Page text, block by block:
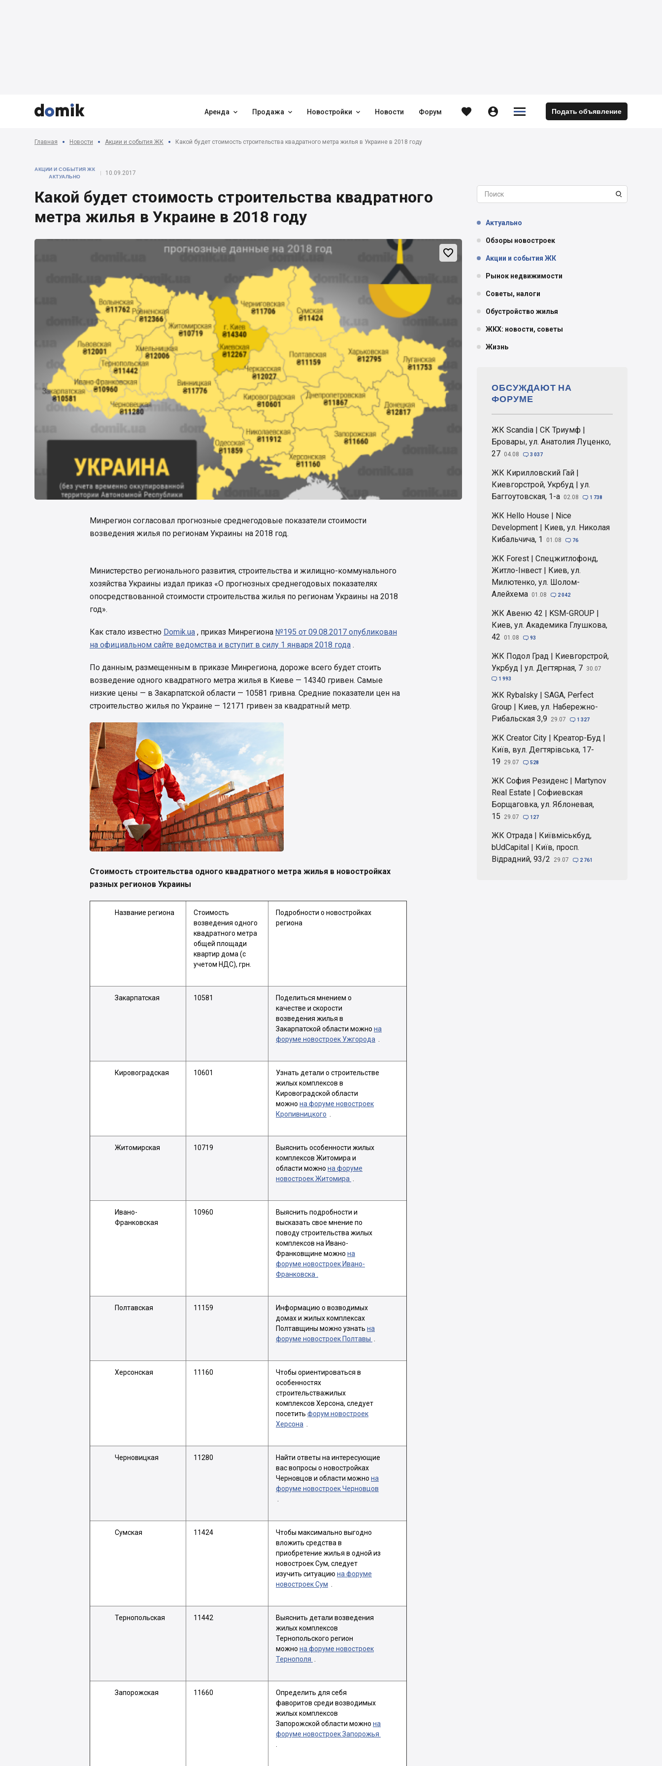


 Аренда  Продажа  Новостройки  Новости Форум   

 Подать объявление
Главная Новости Акции и события ЖК Какой будет стоимость строительства квадратного метра жилья в Украине в 2018 году
АКЦИИ И СОБЫТИЯ ЖК
АКТУАЛЬНО
10.09.2017
Какой будет стоимость строительства квадратного
метра жилья в Украине в 2018 году

Минрегион согласовал прогнозные среднегодовые показатели стоимости
возведения жилья по регионам Украины на 2018 год.
Министерство регионального развития, строительства и жилищно-коммунального
хозяйства Украины издал приказ «О прогнозных среднегодовых показателях
опосредствованной стоимости строительства жилья по регионам Украины на 2018
год».
Как стало известно Domik.ua , приказ Минрегиона №195 от 09.08.2017 опубликован
на официальном сайте ведомства и вступит в силу 1 января 2018 года .
По данным, размещенным в приказе Минрегиона, дороже всего будет стоить
возведение одного квадратного метра жилья в Киеве — 14340 гривен. Самые
низкие цены — в Закарпатской области — 10581 гривна. Средние показатели цен на
строительство жилья по Украине — 12171 гривен за квадратный метр.
Стоимость строительства одного квадратного метра жилья в новостройках
разных регионов Украины
Название региона
Стоимость
возведения одного
квадратного метра
общей площади
квартир дома (с
учетом НДС), грн.
Подробности о новостройках
региона
Закарпатская 10581
Поделиться мнением о
качестве и скорости
возведения жилья в
Закарпатской области можно на
форуме новостроек Ужгорода .
Кировоградская 10601
Узнать детали о строительстве
жилых комплексов в
Кировоградской области
можно на форуме новостроек
Кропивницкого .
Житомирская 10719
Выяснить особенности жилых
комплексов Житомира и
области можно на форуме
новостроек Житомира .
Ивано-
Франковская
10960
Выяснить подробности и
высказать свое мнение по
поводу строительства жилых
комплексов на Ивано-
Франковщине можно на
форуме новостроек Ивано-
Франковска .
Полтавская 11159
Информацию о возводимых
домах и жилых комплексах
Полтавщины можно узнать на
форуме новостроек Полтавы .
Херсонская 11160
Чтобы ориентироваться в
особенностях
строительстважилых
комплексов Херсона, следует
посетить форум новостроек
Херсона .
Черновицкая 11280
Найти ответы на интересующие
вас вопросы о новостройках
Черновцов и области можно на
форуме новостроек Черновцов
.
Сумская 11424
Чтобы максимально выгодно
вложить средства в
приобретение жилья в одной из
новостроек Сум, следует
изучить ситуацию на форуме
новостроек Сум .
Тернопольская 11442
Выяснить детали возведения
жилых комплексов
Тернопольского регион
можно на форуме новостроек
Тернополя .
Запорожская 11660
Определить для себя
фаворитов среди возводимых
жилых комплексов
Запорожской области можно на
форуме новостроек Запорожья
.

Актуально
Обзоры новостроек
Акции и события ЖК
Рынок недвижимости
Советы, налоги
Обустройство жилья
ЖКХ: новости, советы
Жизнь
ЖК Scandia | СК Триумф |
Бровары, ул. Анатолия Луценко,
27 04.08  3 037
ЖК Кирилловский Гай |
Киевгорстрой, Укрбуд | ул.
Баггоутовская, 1-а 02.08  1 738
ЖК Hello House | Nice
Development | Киев, ул. Николая
Кибальчича, 1
01.08  76
ЖК Forest | Спецжитлофонд,
Житло-Інвест | Киев, ул.
Милютенко, ул. Шолом-
Алейхема 01.08  2 042
ЖК Авеню 42 | KSM-GROUP |
Киев, ул. Академика Глушкова,
42
01.08  93
ЖК Подол Град | Киевгорстрой,
Укрбуд | ул. Дегтярная, 7 30.07
 1 993
ЖК Rybalsky | SAGA, Perfect
Group | Киев, ул. Набережно-
Рибальская 3,9
29.07  1 327
ЖК Creator City | Креатор-Буд |
Київ, вул. Дегтярівська, 17-
19
29.07  528
ЖК София Резиденс | Martynov
Real Estate | Софиевская
Борщаговка, ул. Яблоневая,
15
29.07  127
ЖК Отрада | Київміськбуд,
bUdCapital | Київ, просп.
Відрадний, 93/2
29.07  2 761
ОБСУЖДАЮТ НА
ФОРУМЕ